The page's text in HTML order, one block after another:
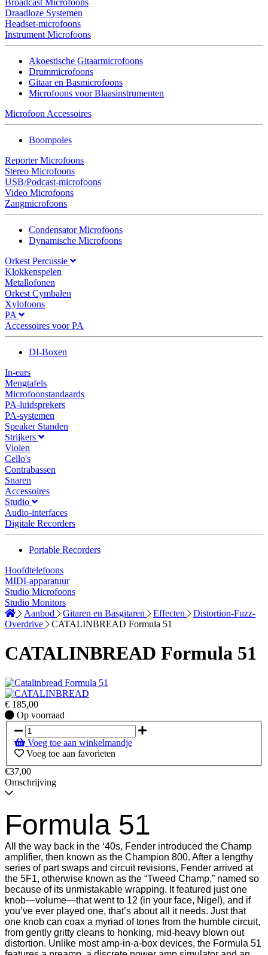
Broadcast Microfoons
Draadloze Systemen
Headset-microfoons
Instrument Microfoons
Akoestische Gitaarmicrofoons
Drummicrofoons
Gitaar en Basmicrofoons
Microfoons voor Blaasinstrumenten
Microfoon Accessoires
Boompoles
Reporter Microfoons
Stereo Microfoons
USB/Podcast-microfoons
Video Microfoons
Zangmicrofoons
Condensator Microfoons
Dynamische Microfoons
Orkest Percussie
Klokkenspelen
Metallofonen
Orkest Cymbalen
Xylofoons
PA
Accessoires voor PA
DI-Boxen
In-ears
Mengtafels
Microfoonstandaards
PA-luidsprekers
PA-systemen
Speaker Standen
Strijkers
Violen
Cello's
Contrabassen
Snaren
Accessoires
Studio
Audio-interfaces
Digitale Recorders
Portable Recorders
Hoofdtelefoons
MIDI-apparatuur
Studio Microfoons
Studio Monitors
Aanbod
Gitaren en Basgitaren Effecten
Distortion-Fuzz-
Overdrive
CATALINBREAD Formula 51
CATALINBREAD Formula 51
€ 185,00
Op
voorraad
Op voorraad
Voeg toe aan winkelmandje
Voeg toe aan favorieten
€37,00
Omschrijving
Formula 51
All the way back in the ‘40s, Fender introduced the Champ
amplifier, then known as the Champion 800. After a lengthy
series of part swaps and circuit revisions, Fender arrived at
the 5F1, otherwise known as the “Tweed Champ,” named so
because of its unmistakable wrapping. It featured just one
knob—volume—that went to 12 (in your face, Nigel), and if
you’ve ever played one, that’s about all it needs. Just that
one knob can coax a myriad of tones from the humble circuit,
from gently gritty cleans to honking, mid-heavy blown out
distortion. Unlike most amp-in-a-box devices, the Formula 51